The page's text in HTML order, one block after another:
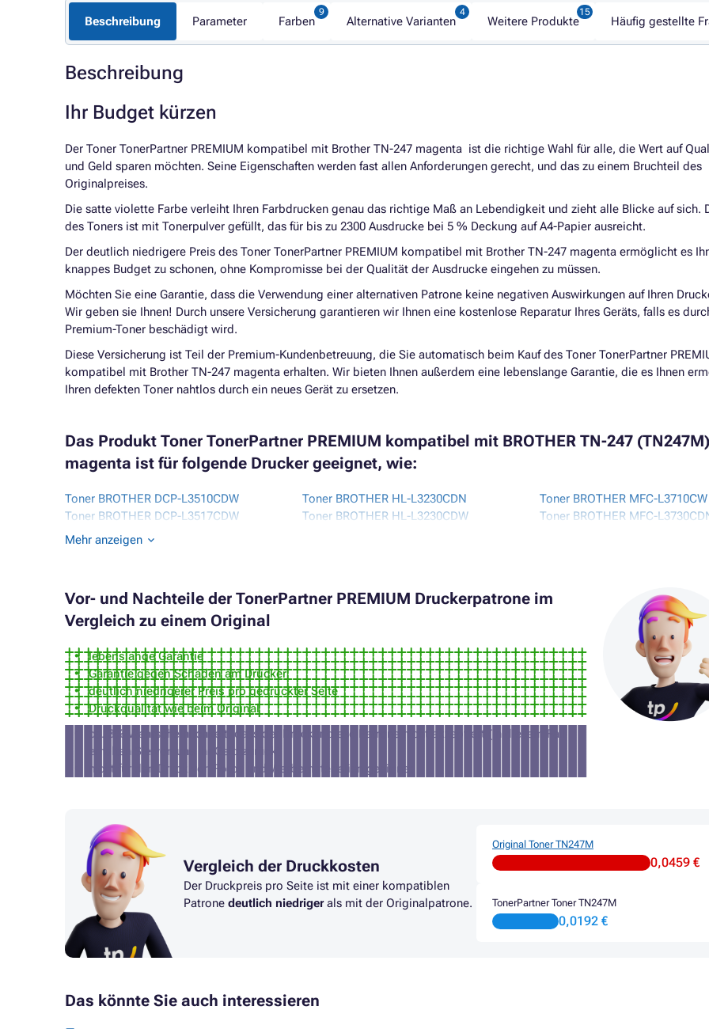
Beschreibung Parameter Farben Alternative Varianten Weitere Produkte Häufig gestellte
Beschreibung
Ihr Budget kürzen
Der Toner TonerPartner PREMIUM kompatibel mit Brother TN-247 magenta ist die richtige Wahl für alle, die Wert auf
und Geld sparen möchten. Seine Eigenschaften werden fast allen Anforderungen gerecht, und das zu einem Bruchteil des
Originalpreises.
Die satte violette Farbe verleiht Ihren Farbdrucken genau das richtige Maß an Lebendigkeit und zieht alle Blicke auf sich.
des Toners ist mit Tonerpulver gefüllt, das für bis zu 2300 Ausdrucke bei 5 % Deckung auf A4-Papier ausreicht.
Der deutlich niedrigere Preis des Toner TonerPartner PREMIUM kompatibel mit Brother TN-247 magenta ermöglicht es
knappes Budget zu schonen, ohne Kompromisse bei der Qualität der Ausdrucke eingehen zu müssen.
Möchten Sie eine Garantie, dass die Verwendung einer alternativen Patrone keine negativen Auswirkungen auf Ihren
Wir geben sie Ihnen! Durch unsere Versicherung garantieren wir Ihnen eine kostenlose Reparatur Ihres Geräts, falls es
Premium-Toner beschädigt wird.
Diese Versicherung ist Teil der Premium-Kundenbetreuung, die Sie automatisch beim Kauf des Toner TonerPartner
kompatibel mit Brother TN-247 magenta erhalten. Wir bieten Ihnen außerdem eine lebenslange Garantie, die es Ihnen
Ihren defekten Toner nahtlos durch ein neues Gerät zu ersetzen.
Das Produkt Toner TonerPartner PREMIUM kompatibel mit BROTHER TN-247
magenta ist für folgende Drucker geeignet, wie:
Toner BROTHER DCP-L3510CDW
Toner BROTHER DCP-L3517CDW
Toner BROTHER DCP-L3550CDW
Toner BROTHER DCP-L3551CDW
Toner BROTHER HL-L3230CDN
Toner BROTHER HL-L3230CDW
Toner BROTHER MFC-L3710CW
Toner BROTHER MFC-
Mehr anzeigen
Vor- und Nachteile der TonerPartner PREMIUM Druckerpatrone im
Vergleich zu einem Original
lebenslange Garantie
Garantie gegen Schäden am Drucker
deutlich niedrigerer Preis pro gedruckter Seite
Druckqualität wie beim Original
ca. 3% Wahrscheinlichkeit, dass der Drucker diese Patrone nicht akzeptiert (in diesem Fall
erhalten Sie von uns Ihr Geld zurück)
nicht für den Druck von Fotos und Werbematerialien geeignet
Vergleich der Druckkosten
Der Druckpreis pro Seite ist mit einer kompatiblen
Patrone deutlich niedrigerals mit der Originalpatrone.
Original Toner TN247M
0,0459 €
TonerPartner Toner TN247M
0,0192 €
Das könnte Sie auch interessieren